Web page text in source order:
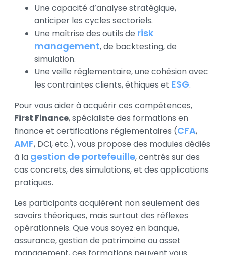
Une capacité d’analyse stratégique,
anticiper les cycles sectoriels.
Une maîtrise des outils de risk
management, de backtesting, de
simulation.
Une veille réglementaire, une cohésion avec
les contraintes clients, éthiques et ESG.
Pour vous aider à acquérir ces compétences,
First Finance, spécialiste des formations en
finance et certifications réglementaires (CFA,
AMF, DCI, etc.), vous propose des modules dédiés
à la gestion de portefeuille, centrés sur des
cas concrets, des simulations, et des applications
pratiques.
Les participants acquièrent non seulement des
savoirs théoriques, mais surtout des réflexes
opérationnels. Que vous soyez en banque,
assurance, gestion de patrimoine ou asset